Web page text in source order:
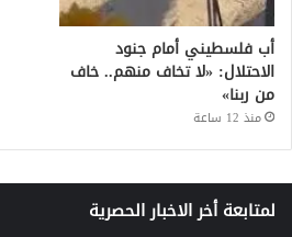
أب فلسطيني أمام جنود
الاحتلال: «لا تخاف منهم.. خاف
من ربنا»
منذ 12 ساعة
لمتابعة أخر الاخبار الحصرية